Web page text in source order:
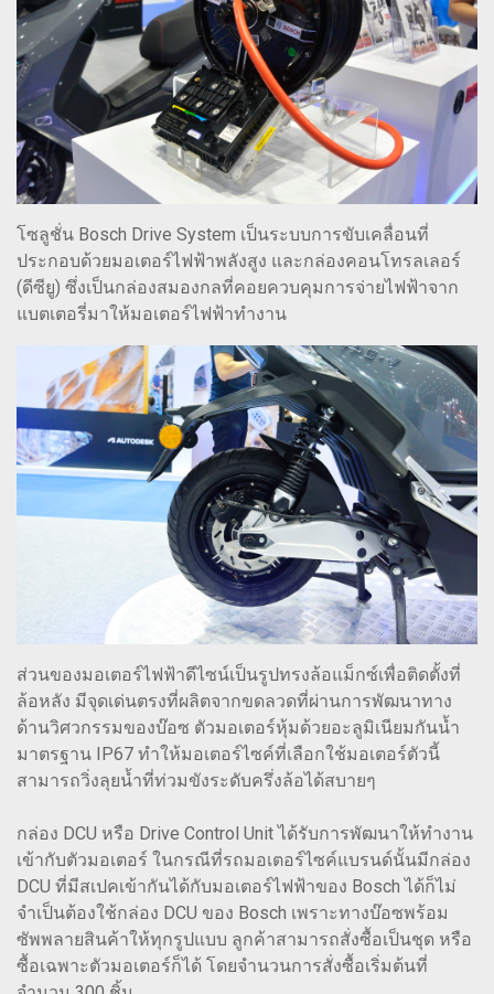
โซลูชั่น Bosch Drive System เป็นระบบการขับเคลื่อนที่
ประกอบด้วยมอเตอร์ไฟฟ้าพลังสูง และกล่องคอนโทรลเลอร์
(ดีซียู) ซึ่งเป็นกล่องสมองกลที่คอยควบคุมการจ่ายไฟฟ้าจาก
แบตเตอรี่มาให้มอเตอร์ไฟฟ้าทำงาน
ส่วนของมอเตอร์ไฟฟ้าดีไซน์เป็นรูปทรงล้อแม็กซ์เพื่อติดตั้งที่
ล้อหลัง มีจุดเด่นตรงที่ผลิตจากขดลวดที่ผ่านการพัฒนาทาง
ด้านวิศวกรรมของบ๊อซ ตัวมอเตอร์หุ้มด้วยอะลูมิเนียมกันน้ำ
มาตรฐาน IP67 ทำให้มอเตอร์ไซค์ที่เลือกใช้มอเตอร์ตัวนี้
สามารถวิ่งลุยน้ำที่ท่วมขังระดับครึ่งล้อได้สบายๆ
กล่อง DCU หรือ Drive Control Unit ได้รับการพัฒนาให้ทำงาน
เข้ากับตัวมอเตอร์ ในกรณีที่รถมอเตอร์ไซค์แบรนด์นั้นมีกล่อง
DCU ที่มีสเปคเข้ากันได้กับมอเตอร์ไฟฟ้าของ Bosch ได้ก็ไม่
จำเป็นต้องใช้กล่อง DCU ของ Bosch เพราะทางบ๊อซพร้อม
ซัพพลายสินค้าให้ทุกรูปแบบ ลูกค้าสามารถสั่งซื้อเป็นชุด หรือ
ซื้อเฉพาะตัวมอเตอร์ก็ได้ โดยจำนวนการสั่งซื้อเริ่มต้นที่